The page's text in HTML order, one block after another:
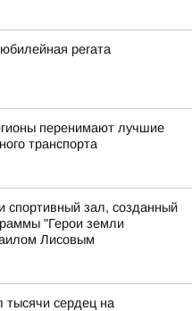
регата
перенимают лучшие
транспорта
спортивный зал, созданный
"Герои земли
Лисовым
сердец на